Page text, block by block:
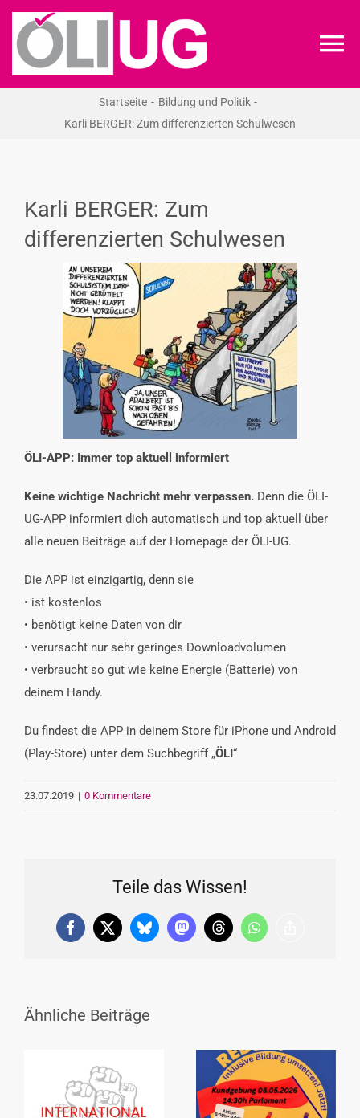
Zum
Inhalt
springen
NEWS
VERANSTALTUNGEN
INTERESSENSVERTRETUNG
Startseite
Bildung und Politik
Karli BERGER: Zum differenzierten Schulwesen
Karli BERGER: Zum
differenzierten Schulwesen
ÖLI-APP: Immer top aktuell informiert
Keine wichtige Nachricht mehr verpassen. Denn die ÖLI-
UG-APP informiert dich automatisch und top aktuell über
alle neuen Beiträge auf der Homepage der ÖLI-UG.
Die APP ist einzigartig, denn sie
• ist kostenlos
• benötigt keine Daten von dir
• verursacht nur sehr geringes Downloadvolumen
• verbraucht so gut wie keine Energie (Batterie) von
deinem Handy.
Du findest die APP in deinem Store für iPhone und Android
(Play-Store) unter dem Suchbegriff „ÖLI“
23.07.2019 | 0 Kommentare
Teile das Wissen!
Facebook
X BlueskyMastodonThreadsWhatsApp
Ähnliche Beiträge